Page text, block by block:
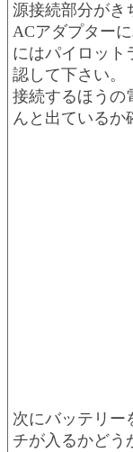
源接続部分がき
ACアダプター
にはパイロット
認して下さい。
接続するほうの
んと出ているか
次にバッテリー
チが入るかどう